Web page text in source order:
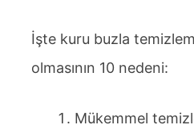
İşte kuru buzla
olmasının 10 nedeni:
Mükemmel